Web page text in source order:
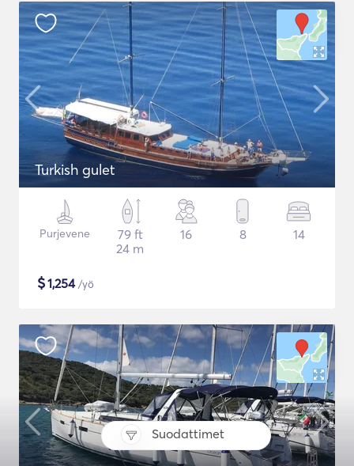
Suodattimet
Turkish gulet
Purjevene
79 ft
24 m
16 8 14
$1,254/yö